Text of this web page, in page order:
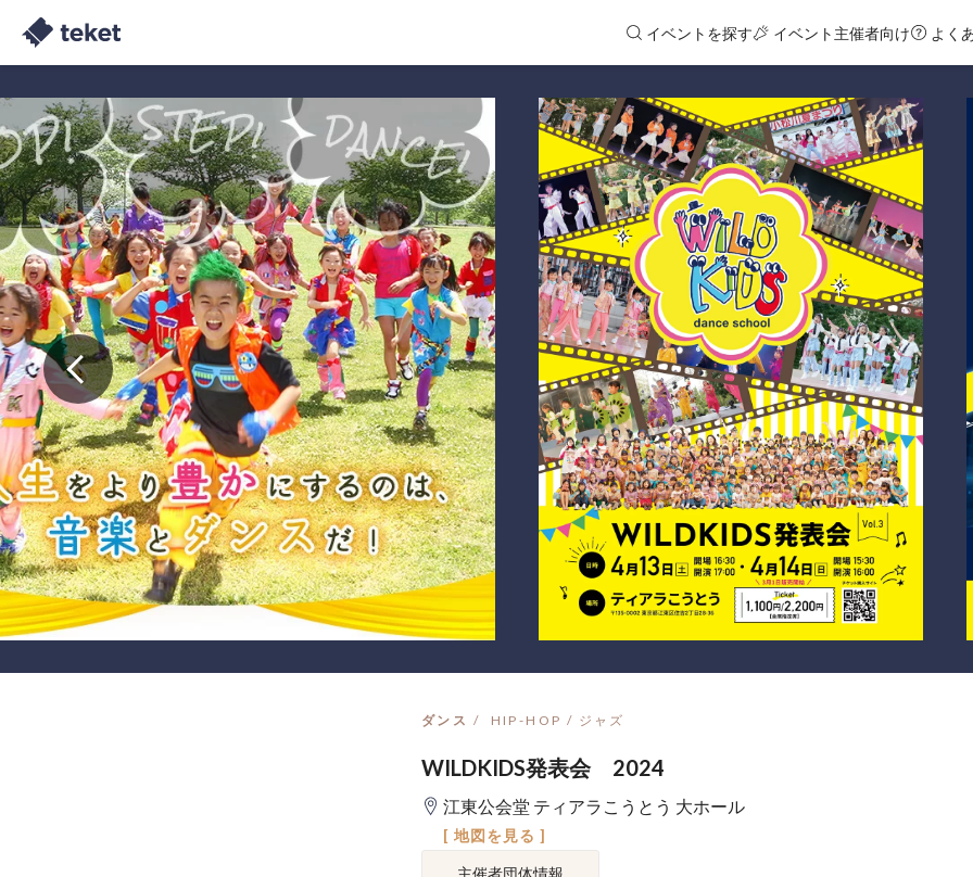
イベントを探す イベント主催者向け よく
ダンス HIP-HOP / ジャズ
WILDKIDS発表会 2024
江東公会堂 ティアラこうとう 大ホール
[ 地図を見る ]
主催者団体情報